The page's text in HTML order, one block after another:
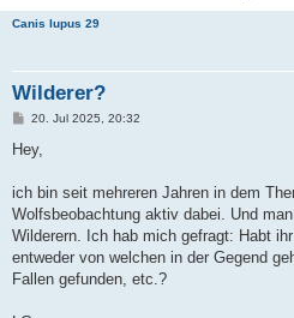
Canis lupus 29
Wilderer?
B
i
a
20. Jul 2025, 20:32
Hey,
ich bin seit mehreren Jahren in dem
Wolfsbeobachtung aktiv dabei. Und
Wilderern. Ich hab mich gefragt: Habt
entweder von welchen in der Gegend
Fallen gefunden, etc.?